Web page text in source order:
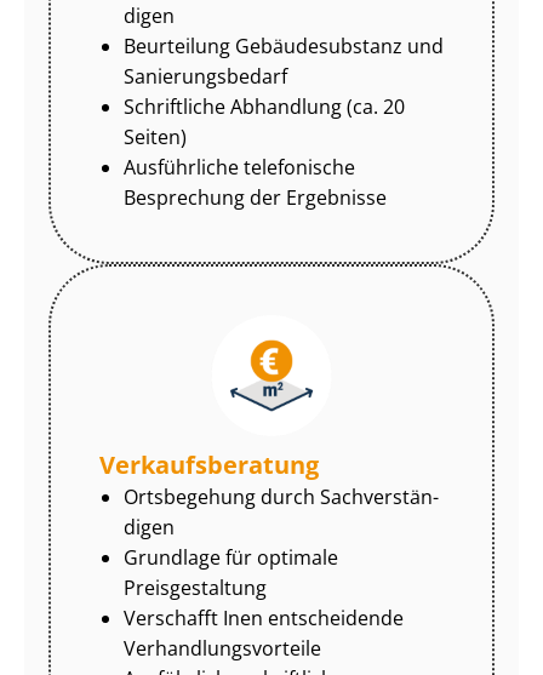
di­gen
Beurteilung Gebäudesubstanz und
Sa­nie­rungs­be­darf
Schriftliche Abhandlung (ca. 20
Seiten)
Ausführliche telefonische
Besprechung der Ergebnisse
Ver­kaufs­be­ra­tung
Ortsbegehung durch Sach­ver­stän­
di­gen
Grundlage für optimale
Preisgestaltung
Verschafft Inen entscheidende
Ver­hand­lungs­vor­tei­le